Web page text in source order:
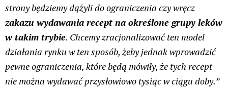
strony będziemy dążyli do ograniczenia czy wręcz
zakazu wydawania recept na określone grupy leków
w takim trybie. Chcemy zracjonalizować ten model
działania rynku w ten sposób, żeby jednak wprowadzić
pewne ograniczenia, które będą mówiły, że tych recept
nie można wydawać przysłowiowo tysiąc w ciągu doby.”